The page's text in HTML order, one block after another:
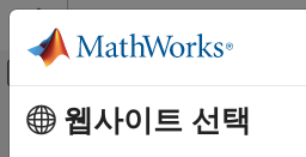
콘텐츠로 바로 가기
오프캔버스 탐색 메
리소스주요 콘텐츠
웹사이트 선택